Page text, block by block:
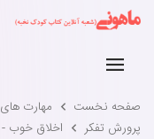
صفحه نخست مهارت
پرورش تفکر
اخلاق خوب -